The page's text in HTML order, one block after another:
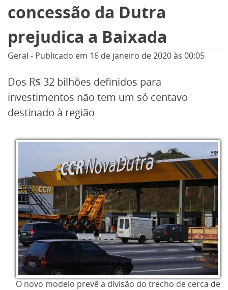
Cidades
Nacional
Informe especial
concessão da Dutra
prejudica a Baixada
Geral - Publicado em 16 de janeiro de 2020às 00:05
Dos R$ 32 bilhões definidos para
investimentos não tem um só centavo
destinado à região
O novo modelo prevê a divisão do trecho de cerca de